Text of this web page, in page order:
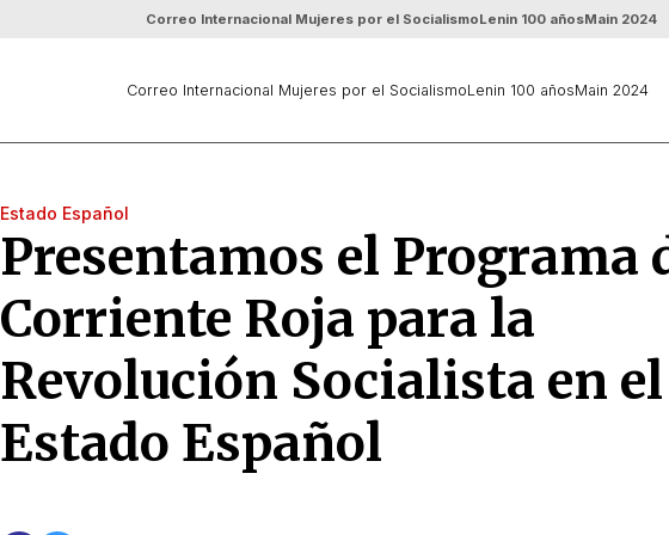
Correo Internacional Mujeres por el SocialismoLenin 100 añosMain 2024
Correo Internacional Mujeres por el SocialismoLenin 100 añosMain 2024
Estado Español
Presentamos el Programa
Corriente Roja para la
Revolución Socialista en el
Estado Español